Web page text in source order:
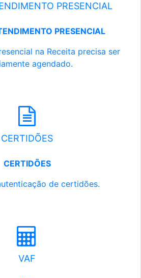
PRESENCIAL
PRESENCIAL
na Receita precisa ser
agendado.
CERTIDÕES
CERTIDÕES
de certidões.
VAF